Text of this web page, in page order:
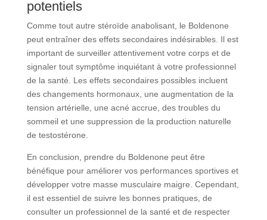
potentiels
Comme tout autre stéroïde anabolisant, le Boldenone
peut entraîner des effets secondaires indésirables. Il est
important de surveiller attentivement votre corps et de
signaler tout symptôme inquiétant à votre professionnel
de la santé. Les effets secondaires possibles incluent
des changements hormonaux, une augmentation de la
tension artérielle, une acné accrue, des troubles du
sommeil et une suppression de la production naturelle
de testostérone.
En conclusion, prendre du Boldenone peut être
bénéfique pour améliorer vos performances sportives et
développer votre masse musculaire maigre. Cependant,
il est essentiel de suivre les bonnes pratiques, de
consulter un professionnel de la santé et de respecter